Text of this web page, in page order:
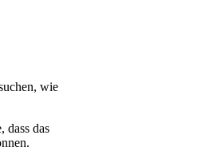
wie
dass das